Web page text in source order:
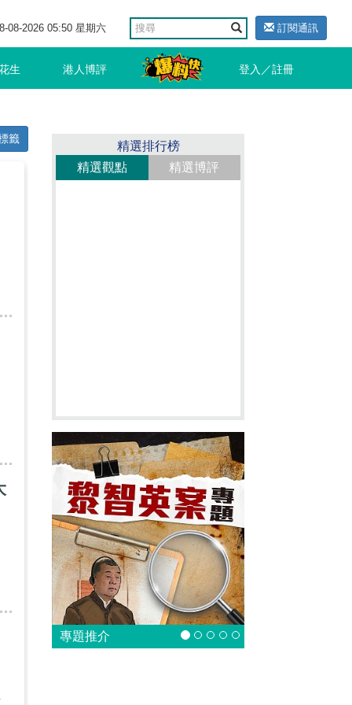
08-2026 05:50 星期六 訂閱通訊
生 港人博評 登入／註冊
籤
精選排行榜
精選觀點
精選博評
專題推介